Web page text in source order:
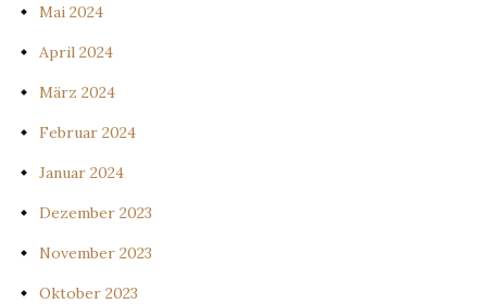
Mai 2024
April 2024
März 2024
Februar 2024
Januar 2024
Dezember 2023
November 2023
Oktober 2023